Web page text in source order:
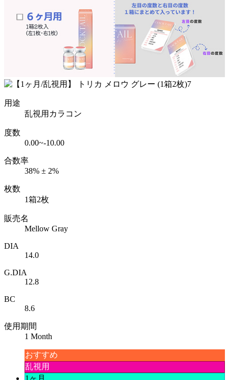
用途
乱視用カラコン
度数
0.00~-10.00
合数率
38% ± 2%
枚数
1箱2枚
販売名
Mellow Gray
DIA
14.0
G.DIA
12.8
BC
8.6
使用期間
1 Month
おすすめ
乱視用
1ヶ月